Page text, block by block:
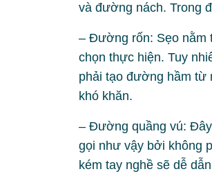
và đường nách. Trong
– Đường rốn: Sẹo nằm
chọn thực hiện. Tuy
phải tạo đường hầm từ
khó khăn.
– Đường quầng vú:
gọi như vậy bởi không
kém tay nghề sẽ dễ